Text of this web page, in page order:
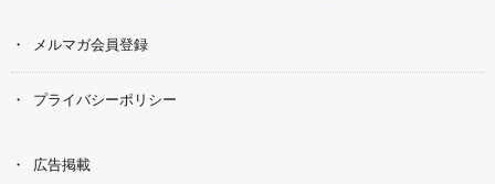
メルマガ会員登録
プライバシーポリシー
広告掲載